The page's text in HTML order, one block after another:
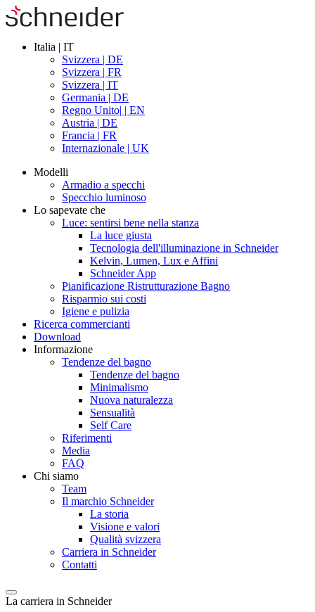
Italia | IT
Svizzera | DE
Svizzera | FR
Svizzera | IT
Germania | DE
Regno Unito| | EN
Austria | DE
Francia | FR
Internazionale | UK
Modelli
Armadio a specchi
Specchio luminoso
Lo sapevate che
Luce: sentirsi bene nella stanza
La luce giusta
Tecnologia dell'illuminazione in Schneider
Kelvin, Lumen, Lux e Affini
Schneider App
Pianificazione Ristrutturazione Bagno
Risparmio sui costi
Igiene e pulizia
Ricerca commercianti
Download
Informazione
Tendenze del bagno
Tendenze del bagno
Minimalismo
Nuova naturalezza
Sensualità
Self Care
Riferimenti
Media
FAQ
Chi siamo
Team
Il marchio Schneider
La storia
Visione e valori
Qualità svizzera
Carriera in Schneider
Contatti
La carriera in Schneider